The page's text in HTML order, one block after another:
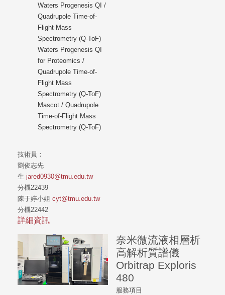
Waters Progenesis QI /
Quadrupole Time-of-
Flight Mass
Spectrometry (Q-ToF)
Waters Progenesis QI
for Proteomics /
Quadrupole Time-of-
Flight Mass
Spectrometry (Q-ToF)
Mascot / Quadrupole
Time-of-Flight Mass
Spectrometry (Q-ToF)
技術員：
劉俊志先
生jared0930@tmu.edu.tw
分機22439
陳于婷小姐cyt@tmu.edu.tw
分機22442
詳細資訊
奈米微流液相層析
高解析質譜儀
Orbitrap Exploris
480
服務項目